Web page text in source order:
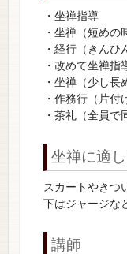
・坐禅指導
・坐禅（短めの
・経行（きん
・改めて坐禅指
・坐禅（少し長
・作務行（片付
・茶礼（全員で
坐禅に適
スカートやきつ
下はジャージな
講師